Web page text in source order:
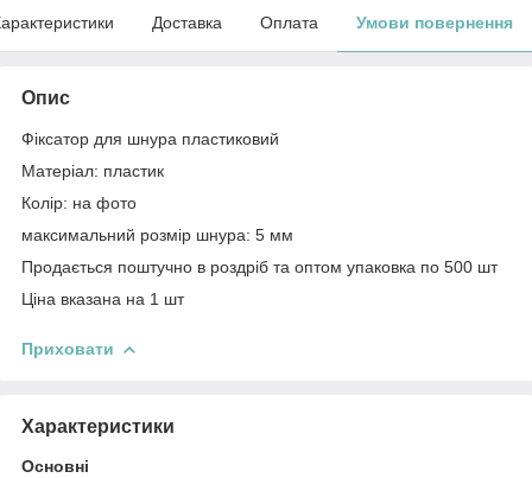
Доставка Оплата Умови повернення
Опис
Фіксатор для шнура пластиковий
Матеріал: пластик
Колір: на фото
максимальний розмір шнура: 5 мм
Продається поштучно в роздріб та оптом упаковка по 500 шт
Ціна вказана на 1 шт
Приховати
Характеристики
Основні